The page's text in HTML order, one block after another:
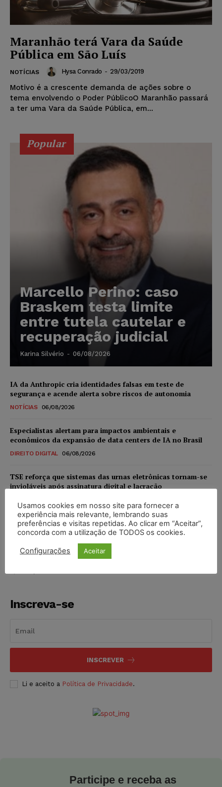
Maranhão terá Vara da Saúde
Pública em São Luís
NOTÍCIAS Hysa Conrado - 29/03/2019
Motivo é a crescente demanda de ações sobre o
tema envolvendo o Poder PúblicoO Maranhão passará
a ter uma Vara da Saúde Pública, em...
Popular
Marcello Perino: caso
Braskem testa limite
entre tutela cautelar e
recuperação judicial
Karina Silvério - 06/08/2026
IA da Anthropic cria identidades falsas em teste de
segurança e acende alerta sobre riscos de autonomia
NOTÍCIAS 06/08/2026
Especialistas alertam para impactos ambientais e
econômicos da expansão de data centers de IA no Brasil
DIREITO DIGITAL 06/08/2026
TSE reforça que sistemas das urnas eletrônicas tornam-se
invioláveis após assinatura digital e lacração
STF inicia julgamento sobre constitucionalidade da
proibição dos jogos de azar no Brasil
Inscreva-se
INSCREVER
Li e aceito a Política de Privacidade.
Participe e receba as
Usamos cookies em nosso site para fornecer a
experiência mais relevante, lembrando suas
preferências e visitas repetidas. Ao clicar em “Aceitar”,
concorda com a utilização de TODOS os cookies.
Configurações Aceitar